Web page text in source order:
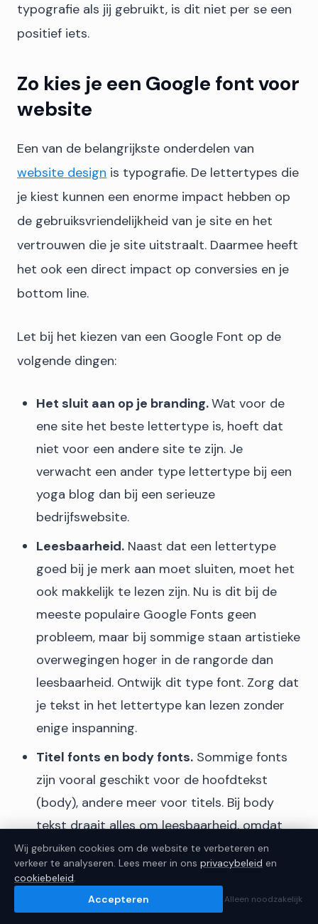
typografie als jij gebruikt, is dit niet per se een
positief iets.
Zo kies je een Google font voor
website
Een van de belangrijkste onderdelen van
website design is typografie. De lettertypes die
je kiest kunnen een enorme impact hebben op
de gebruiksvriendelijkheid van je site en het
vertrouwen die je site uitstraalt. Daarmee heeft
het ook een direct impact op conversies en je
bottom line.
Let bij het kiezen van een Google Font op de
volgende dingen:
Het sluit aan op je branding.Wat voor de
ene site het beste lettertype is, hoeft dat
niet voor een andere site te zijn. Je
verwacht een ander type lettertype bij een
yoga blog dan bij een serieuze
bedrijfswebsite.
Leesbaarheid. Naast dat een lettertype
goed bij je merk aan moet sluiten, moet het
ook makkelijk te lezen zijn. Nu is dit bij de
meeste populaire Google Fonts geen
probleem, maar bij sommige staan artistieke
overwegingen hoger in de rangorde dan
leesbaarheid. Ontwijk dit type font. Zorg dat
je tekst in het lettertype kan lezen zonder
enige inspanning.
Titel fonts en body fonts. Sommige fonts
zijn vooral geschikt voor de hoofdtekst
(body), andere meer voor titels. Bij body
tekst draait alles om leesbaarheid, omdat
dit type tekst kleiner is. Fonts voor titels zijn
vaak “condensed” (samengeperst) wat
esthetisch beter is, maar leesbaarheid in de
weg staat. Gezien de grootte van titels is
Welke hosting past bij jou?
JoostBot
Getraind op 300+ artikelen
Wij gebruiken cookies om de website te verbeteren en
verkeer te analyseren. Lees meer in ons privacybeleid en
cookiebeleid.
Alleen noodzakelijk
Accepteren
This page is in Dutch.
Translate to English ×